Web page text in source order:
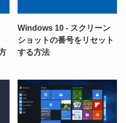
Windows 10 - スクリーン
ショットの番号をリセット
する方法